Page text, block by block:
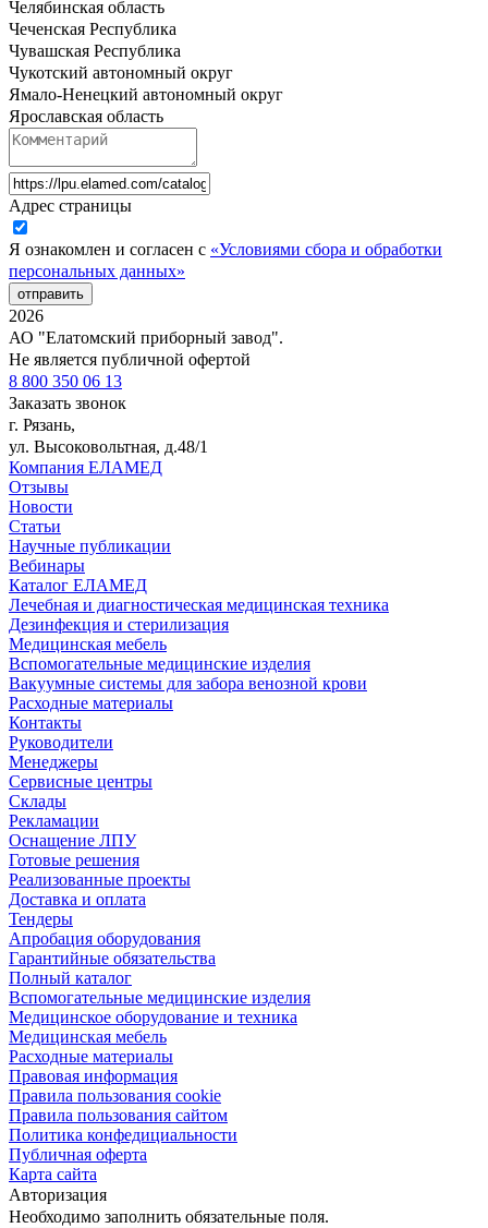
Челябинская область
Чеченская Республика
Чувашская Республика
Чукотский автономный округ
Ямало-Ненецкий автономный округ
Ярославская область
Адрес страницы
Я ознакомлен и согласен с «Условиями сбора и обработки
персональных данных»
отправить
2026
АО "Елатомский приборный завод".
Не является публичной офертой
8 800 350 06 13
Заказать звонок
г. Рязань,
ул. Высоковольтная, д.48/1
Компания ЕЛАМЕД
Отзывы
Новости
Статьи
Научные публикации
Вебинары
Каталог ЕЛАМЕД
Лечебная и диагностическая медицинская техника
Дезинфекция и стерилизация
Медицинская мебель
Вспомогательные медицинские изделия
Вакуумные системы для забора венозной крови
Расходные материалы
Контакты
Руководители
Менеджеры
Сервисные центры
Склады
Рекламации
Оснащение ЛПУ
Готовые решения
Реализованные проекты
Доставка и оплата
Тендеры
Апробация оборудования
Гарантийные обязательства
Полный каталог
Вспомогательные медицинские изделия
Медицинское оборудование и техника
Медицинская мебель
Расходные материалы
Правовая информация
Правила пользования cookie
Правила пользования сайтом
Политика конфедициальности
Публичная оферта
Карта сайта
Авторизация
Необходимо заполнить обязательные поля.